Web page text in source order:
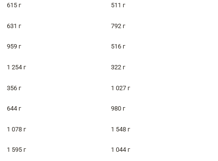
615 г 511 г
631 г 792 г
959 г 516 г
1 254 г 322 г
356 г 1 027 г
644 г 980 г
1 078 г 1 548 г
1 595 г 1 044 г